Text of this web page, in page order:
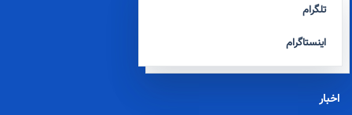
تلگرام
اینستاگرام
اخبار